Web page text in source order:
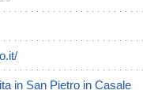
in San Pietro in Casale